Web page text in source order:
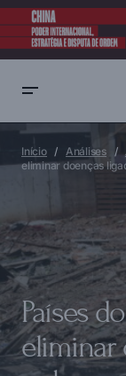
Países do Brics
desigualdade
Início Análises
eliminar doenças
Países
eliminar